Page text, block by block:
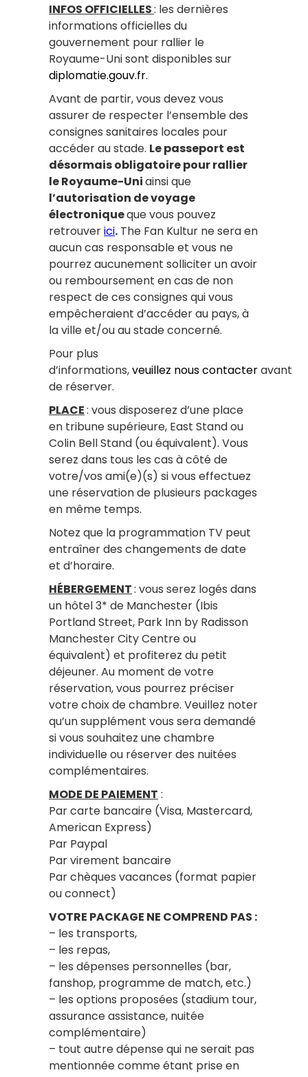
INFOS OFFICIELLES: les dernières
informations officielles du
gouvernement pour rallier le
Royaume-Uni sont disponibles sur
diplomatie.gouv.fr.
Avant de partir, vous devez vous
assurer de respecter l’ensemble des
consignes sanitaires locales pour
accéder au stade. Le passeport est
désormais obligatoire pour rallier
le Royaume-Uniainsi que
l’autorisation de voyage
électroniqueque vous pouvez
retrouverici. The Fan Kultur ne sera en
aucun cas responsable et vous ne
pourrez aucunement solliciter un avoir
ou remboursement en cas de non
respect de ces consignes qui vous
empêcheraient d’accéder au pays, à
la ville et/ou au stade concerné.
Pour plus
d’informations,veuillez nous contacteravant
de réserver.
PLACE: vous disposerez d’une place
en tribune supérieure, East Stand ou
Colin Bell Stand (ou équivalent). Vous
serez dans tous les cas à côté de
votre/vos ami(e)(s) si vous effectuez
une réservation de plusieurs packages
en même temps.
Notez que la programmation TV peut
entraîner des changements de date
et d’horaire.
HÉBERGEMENT: vous serez logés dans
un hôtel 3* de Manchester (Ibis
Portland Street, Park Inn by Radisson
Manchester City Centre ou
équivalent) et profiterez du petit
déjeuner. Au moment de votre
réservation, vous pourrez préciser
votre choix de chambre. Veuillez noter
qu’un supplément vous sera demandé
si vous souhaitez une chambre
individuelle ou réserver des nuitées
complémentaires.
MODE DE PAIEMENT :
Par carte bancaire (Visa, Mastercard,
American Express)
Par Paypal
Par virement bancaire
Par chèques vacances (format papier
ou connect)
VOTRE PACKAGE NE COMPREND PAS :
– les transports,
– les repas,
– les dépenses personnelles (bar,
fanshop, programme de match, etc.)
– les options proposées (stadium tour,
assurance assistance, nuitée
complémentaire)
– tout autre dépense qui ne serait pas
mentionnée comme étant prise en